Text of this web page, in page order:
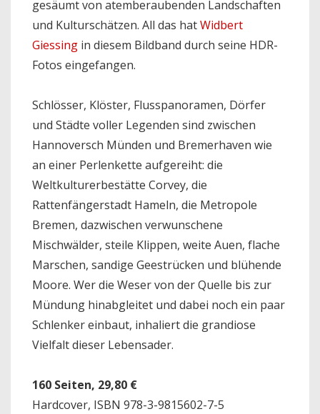
gesäumt von atemberaubenden Landschaften
und Kulturschätzen. All das hatWidbert
Giessing in diesem Bildband durch seine HDR-
Fotos eingefangen.
Schlösser, Klöster, Flusspanoramen, Dörfer
und Städte voller Legenden sind zwischen
Hannoversch Münden und Bremerhaven wie
an einer Perlenkette aufgereiht: die
Weltkulturerbestätte Corvey, die
Rattenfängerstadt Hameln, die Metropole
Bremen, dazwischen verwunschene
Mischwälder, steile Klippen, weite Auen, flache
Marschen, sandige Geestrücken und blühende
Moore. Wer die Weser von der Quelle bis zur
Mündung hinabgleitet und dabei noch ein paar
Schlenker einbaut, inhaliert die grandiose
Vielfalt dieser Lebensader.
160 Seiten, 29,80 €
Hardcover, ISBN 978-3-9815602-7-5